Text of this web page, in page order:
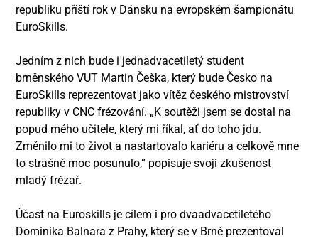
republiku příští rok v Dánsku na evropském šampionátu
EuroSkills.
Jedním z nich bude i jednadvacetiletý student
brněnského VUT Martin Češka, který bude Česko na
EuroSkills reprezentovat jako vítěz českého mistrovství
republiky v CNC frézování. „K soutěži jsem se dostal na
popud mého učitele, který mi říkal, ať do toho jdu.
Změnilo mi to život a nastartovalo kariéru a celkově mne
to strašně moc posunulo,“ popisuje svoji zkušenost
mladý frézař.
Účast na Euroskills je cílem i pro dvaadvacetiletého
Dominika Balnara z Prahy, který se v Brně prezentoval